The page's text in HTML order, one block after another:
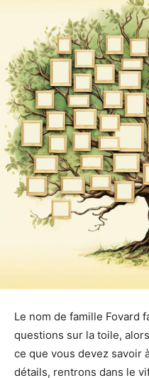
Le nom de famille Fovard
questions sur la toile,
ce que vous devez savoir
détails, rentrons dans le